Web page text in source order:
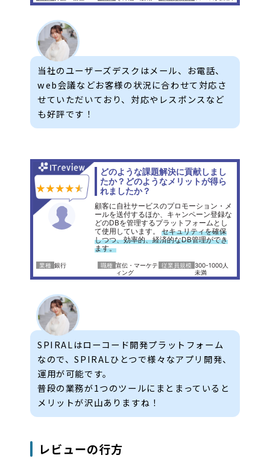
当社のユーザーズデスクはメール、お電話、
web会議などお客様の状況に合わせて対応さ
せていただいており、対応やレスポンスなど
も好評です！
SPIRALはローコード開発プラットフォーム
なので、SPIRALひとつで様々なアプリ開発、
運用が可能です。
普段の業務が1つのツールにまとまっていると
メリットが沢山ありますね！
レビューの行方